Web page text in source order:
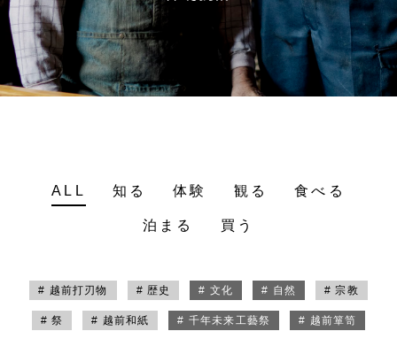
ALL 知る 体験 観る 食べる
泊まる 買う
# 越前打刃物 # 歴史 # 文化 # 自然 # 宗教
# 祭 # 越前和紙 # 千年未来工藝祭 # 越前箪笥